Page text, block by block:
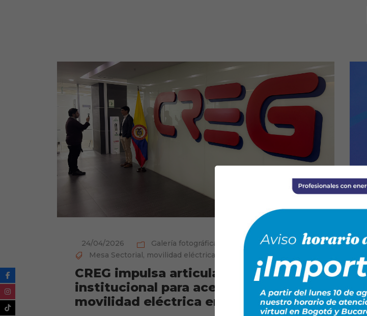
24/04/2026 Galería fotográfica
Noticias
Mesa Sectorial , movilidad eléctrica
CREG impulsa articulación
institucional para acelerar la
movilidad eléctrica en Colombia